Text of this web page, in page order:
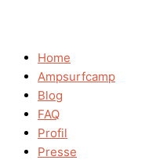
Home
Ampsurfcamp
Blog
FAQ
Profil
Presse